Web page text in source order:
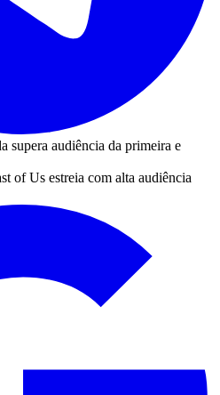
of Us estreia com alta audiência